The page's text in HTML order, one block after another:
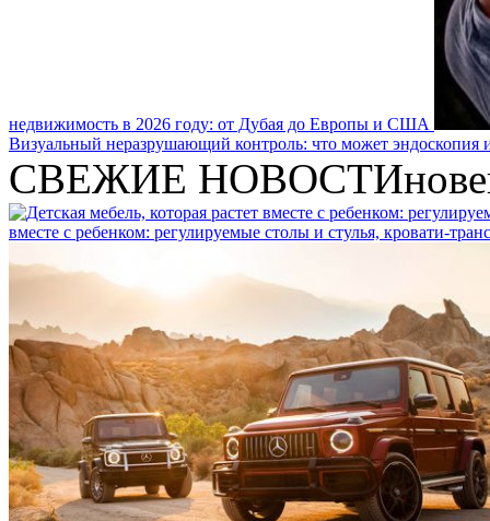
недвижимость в 2026 году: от Дубая до Европы и США
Визуальный неразрушающий контроль: что может эндоскопия
СВЕЖИЕ НОВОСТИ
вместе с ребенком: регулируемые столы и стулья, кровати-